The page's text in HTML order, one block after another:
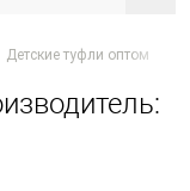
Детские туфли оптом